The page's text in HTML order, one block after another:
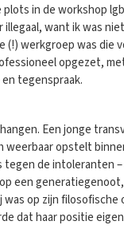
plots in de workshop
illegaal, want ik was
(!) werkgroep was die
opgezet,
tegenspraak.
Een jonge
weerbaar opstelt
tegen de intoleranten
een
op zijn filosofische
dat haar positie